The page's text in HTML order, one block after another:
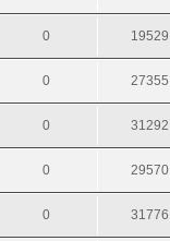
0 19529
0 27355
0 31292
0 29570
0 31776